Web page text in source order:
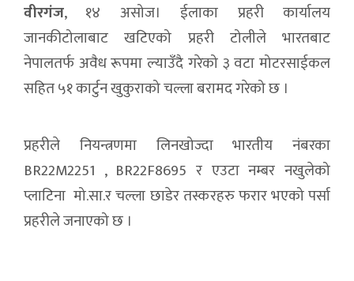
वीरगंज, १४ असोज। ईलाका प्रहरी कार्यालय
जानकीटोलाबाट खटिएको प्रहरी टोलीले भारतबाट
नेपालतर्फ अवैध रूपमा ल्याउँदै गरेको ३ वटा मोटरसाईकल
सहित ५१ कार्टुन खुकुराको चल्ला बरामद गरेको छ ।
प्रहरीले नियन्त्रणमा लिनखोज्दा भारतीय नंबरका
BR22M2251 , BR22F8695 र एउटा नम्बर नखुलेको
प्लाटिना मो.सा.र चल्ला छाडेर तस्करहरु फरार भएको पर्सा
प्रहरीले जनाएको छ ।